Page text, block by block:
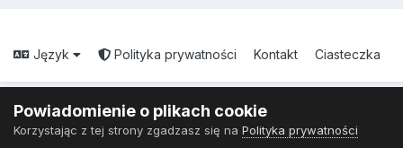
Język Polityka prywatności Kontakt Ciasteczka
Powiadomienie o plikach cookie
Korzystając z tej strony zgadzasz się na Polityka prywatności